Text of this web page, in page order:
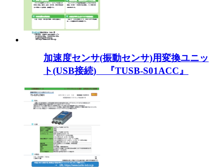
加速度センサ(振動センサ)用変換ユニッ
ト(USB接続) 『TUSB-S01ACC』